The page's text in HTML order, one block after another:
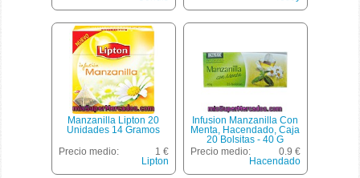
Manzanilla Lipton 20
Unidades 14 Gramos
Precio medio:
1 €
Lipton
Infusion Manzanilla Con
Menta, Hacendado, Caja
20 Bolsitas - 40 G
Precio medio:
0.9 €
Hacendado